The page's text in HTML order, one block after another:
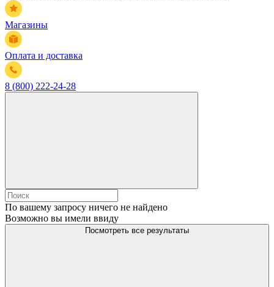
Магазины
Оплата и доставка
8 (800) 222-24-28
По вашему запросу ничего не найдено
Возможно вы имели ввиду
Посмотреть все результаты